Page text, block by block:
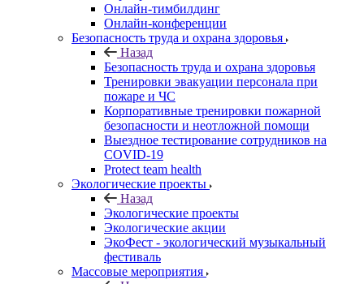
Онлайн-тимбилдинг
Онлайн-конференции
Безопасность труда и охрана здоровья
Назад
Безопасность труда и охрана здоровья
Тренировки эвакуации персонала при
пожаре и ЧС
Корпоративные тренировки пожарной
безопасности и неотложной помощи
Выездное тестирование сотрудников на
COVID-19
Protect team health
Экологические проекты
Назад
Экологические проекты
Экологические акции
ЭкоФест - экологический музыкальный
фестиваль
Массовые мероприятия